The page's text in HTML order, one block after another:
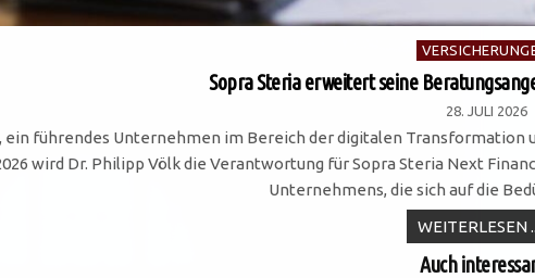
Posted
in
Sopra Steria erweitert seine
28. JULI 2026
ein führendes Unternehmen im Bereich der digitalen
wird Dr. Philipp Völk die Verantwortung für Sopra Steria Next
Unternehmens, die sich auf die
WEITERLESEN
Auch